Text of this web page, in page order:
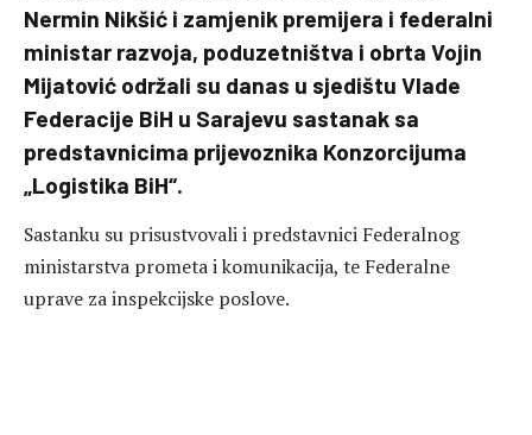
Nermin Nikšić i zamjenik premijera i federalni
ministar razvoja, poduzetništva i obrta Vojin
Mijatović održali su danas u sjedištu Vlade
Federacije BiH u Sarajevu sastanak sa
predstavnicima prijevoznika Konzorcijuma
„Logistika BiH“.
Sastanku su prisustvovali i predstavnici Federalnog
ministarstva prometa i komunikacija, te Federalne
uprave za inspekcijske poslove.